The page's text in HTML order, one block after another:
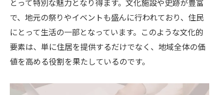
利便性の高い伊丹市の交通網と不動産価値
交通の良さが魅力の不動産を伊丹市で見つ
ける方法
伊丹市の主要交通手段と不動産の購入ポイ
交通アクセスを重視した不動産選びのコツ
とって特別な魅力となり得ます。文化施設や史跡が豊富
で、地元の祭りやイベントも盛んに行われており、住民
にとって生活の一部となっています。このような文化的
要素は、単に住居を提供するだけでなく、地域全体の価
値を高める役割を果たしているのです。